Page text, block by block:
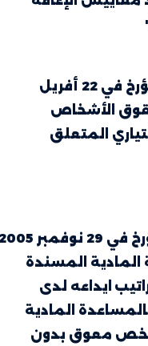
أمر عدد 1754 لسنة 2008 مؤرخ في 22 أفريل
أمر عدد 3088 لسنة 2005 مؤرخ في 29 نوفمبر 2005 يتعلق
المسندة
لدى
المادية
بدون